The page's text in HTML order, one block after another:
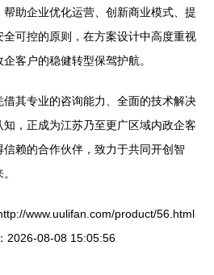
助企业优化运营、创新商业模式、提
可控的原则，在方案设计中高度重视
客户的稳健转型保驾护航。
其专业的咨询能力、全面的技术解决
，正成为江苏乃至更广区域内政企客
信赖的合作伙伴，致力于共同开创智
www.uulifan.com/product/56.html
2026-08-08 15:05:56